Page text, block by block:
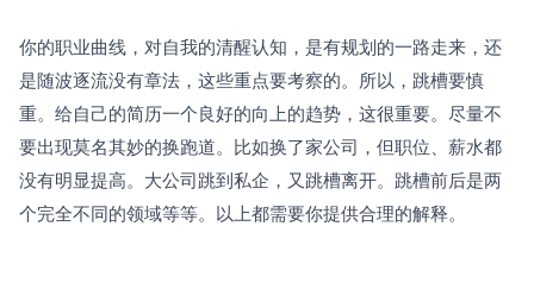
你的职业曲线，对自我的清醒认知，是有规划的一路走来，还
是随波逐流没有章法，这些重点要考察的。所以，跳槽要慎
重。给自己的简历一个良好的向上的趋势，这很重要。尽量不
要出现莫名其妙的换跑道。比如换了家公司，但职位、薪水都
没有明显提高。大公司跳到私企，又跳槽离开。跳槽前后是两
个完全不同的领域等等。以上都需要你提供合理的解释。